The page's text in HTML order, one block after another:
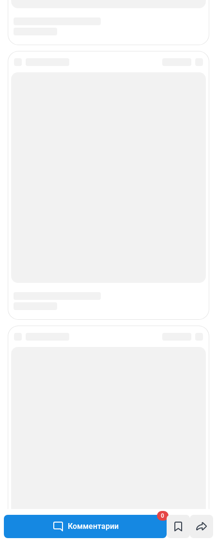
Комментарии
0